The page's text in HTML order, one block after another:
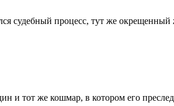
судебный процесс, тут же окрещенный
и тот же кошмар, в котором его